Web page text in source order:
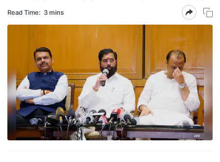
Read Time: 3 mins